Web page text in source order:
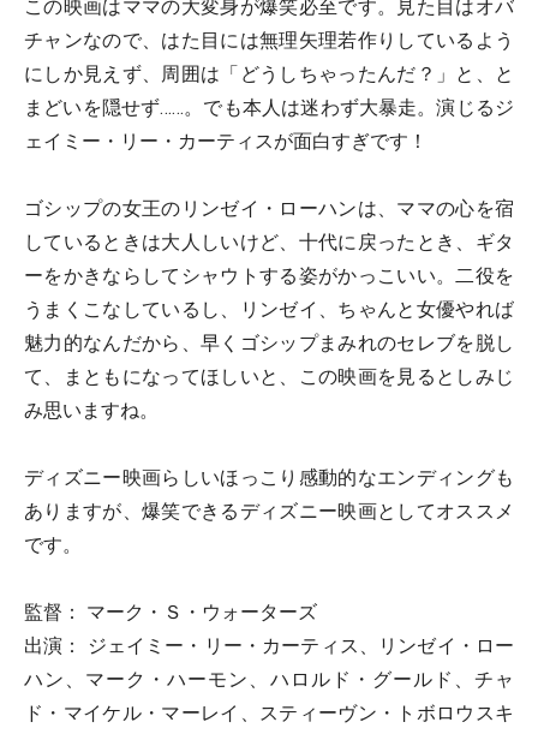
この映画はママの大変身が爆笑必至です。見た目はオバ
チャンなので、はた目には無理矢理若作りしているよう
にしか見えず、周囲は「どうしちゃったんだ？」と、と
まどいを隠せず……。でも本人は迷わず大暴走。演じるジ
ェイミー・リー・カーティスが面白すぎです！
ゴシップの女王のリンゼイ・ローハンは、ママの心を宿
しているときは大人しいけど、十代に戻ったとき、ギタ
ーをかきならしてシャウトする姿がかっこいい。二役を
うまくこなしているし、リンゼイ、ちゃんと女優やれば
魅力的なんだから、早くゴシップまみれのセレブを脱し
て、まともになってほしいと、この映画を見るとしみじ
み思いますね。
ディズニー映画らしいほっこり感動的なエンディングも
ありますが、爆笑できるディズニー映画としてオススメ
です。
監督： マーク・Ｓ・ウォーターズ
出演： ジェイミー・リー・カーティス、リンゼイ・ロー
ハン、マーク・ハーモン、ハロルド・グールド、チャ
ド・マイケル・マーレイ、スティーヴン・トボロウスキ